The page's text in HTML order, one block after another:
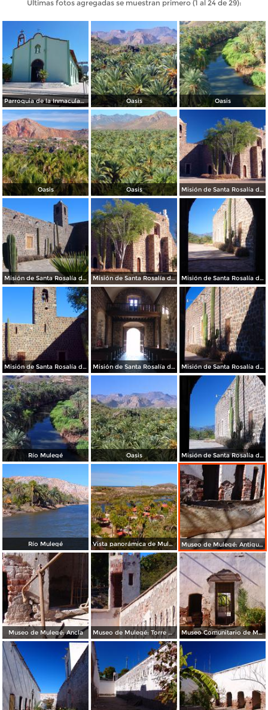
Últimas fotos agregadas se muestran primero (1 al 24 de 29):
Parroquia de la Inmaculada Concepción Oasis Oasis
Oasis Oasis Misión de Santa Rosalía de Mulegé
Misión de Santa Rosalía de Mulegé Misión de Santa Rosalía de Mulegé Misión de Santa Rosalía de Mulegé
Misión de Santa Rosalía de Mulegé Misión de Santa Rosalía de Mulegé Misión de Santa Rosalía de Mulegé
Río Mulegé Oasis Misión de Santa Rosalía de Mulegé
Río Mulegé Vista panorámica de Mulegé Museo de Mulegé: Antigua barca
Museo de Mulegé: Ancla Museo de Mulegé: Torre de vigilancia Museo Comunitario de Mulegé